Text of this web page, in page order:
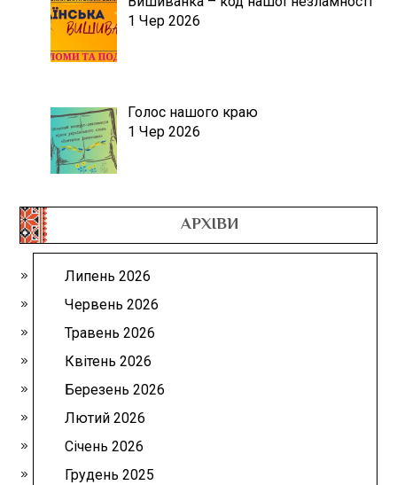
1 Чер 2026
Голос нашого краю
1 Чер 2026
АРХІВИ
Липень 2026
Червень 2026
Травень 2026
Квітень 2026
Березень 2026
Лютий 2026
Січень 2026
Грудень 2025